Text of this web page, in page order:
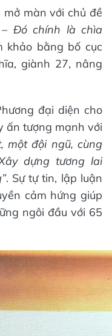
màn với chủ đề
Đó chính là chìa
khảo bằng bố cục
giành 27, nâng
đại diện cho
ấn tượng mạnh với
một đội ngũ, cùng
dựng tương lai
. Sự tự tin, lập luận
cảm hứng giúp
ngôi đầu với 65